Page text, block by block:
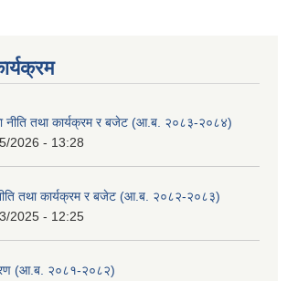
नीति तथा कार्यक्रम र बजेट (आ.ब. २०८३-२०८४)
2026 - 13:28
तथा कार्यक्रम र बजेट (आ.ब. २०८२-२०८३)
2025 - 12:25
(आ.ब. २०८१-२०८२)